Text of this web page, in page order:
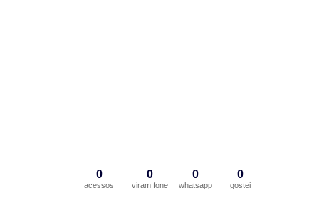
0
acessos
0
viram fone
0
whatsapp
0
gostei